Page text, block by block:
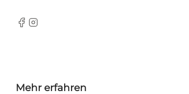
Facebook
Instagram
Mehr erfahren